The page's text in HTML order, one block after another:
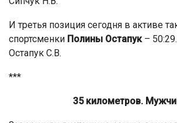
И третья позиция сегодня в активе
спортсменки Полины Остапук–
Остапук С.В.
***
35 километров.